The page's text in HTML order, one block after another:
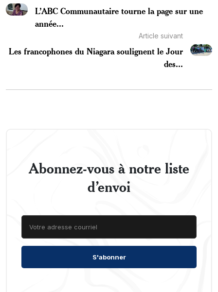
L’ABC Communautaire tourne la page sur une
année...
Article suivant
Les francophones du Niagara soulignent le Jour
des...
Abonnez-vous à notre liste
d’envoi